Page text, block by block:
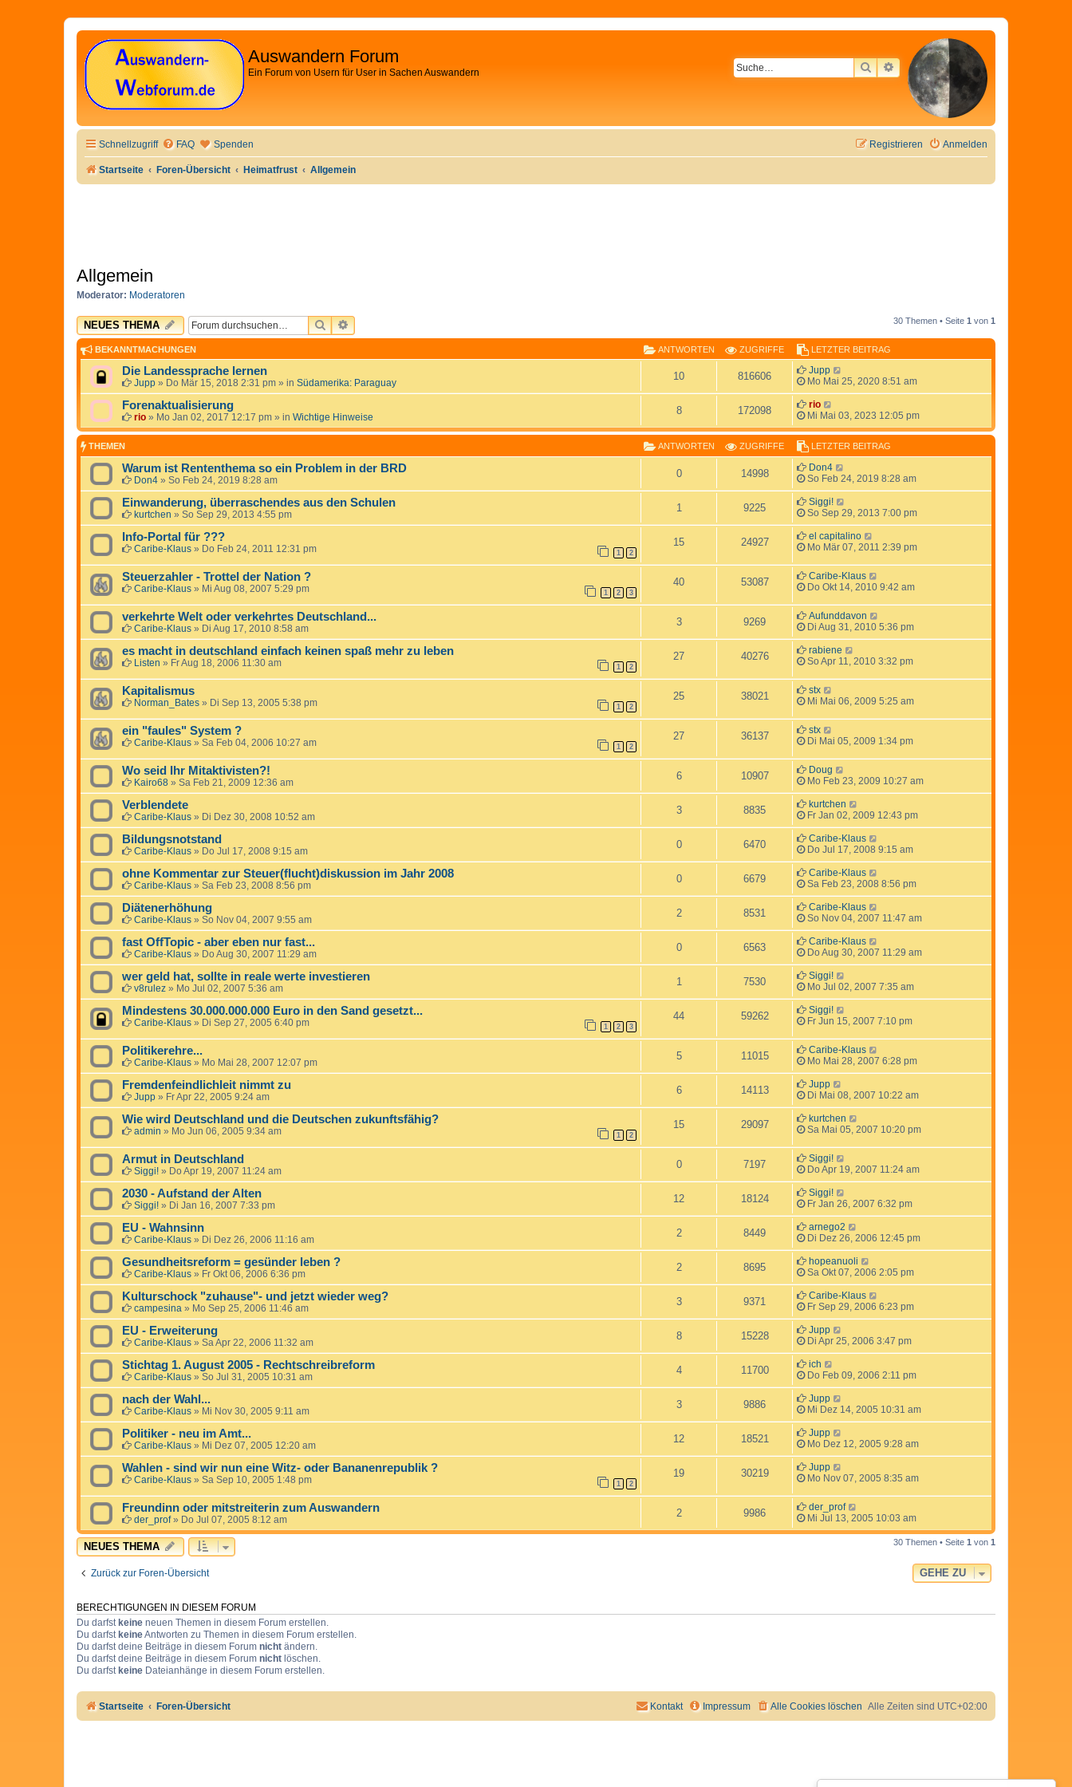
Auswandern Forum
Ein Forum von Usern für User in Sachen Auswandern SUCHEERWEITERTE SUCHE
Schnellzugriff FAQ Spenden Anmelden
Registrieren
Startseite Foren-Übersicht Heimatfrust Allgemein
Allgemein
Moderator: Moderatoren
NEUES THEMA SUCHEERWEITERTE SUCHE 30 Themen • Seite 1 von 1
BEKANNTMACHUNGEN ANTWORTEN ZUGRIFFE LETZTER BEITRAG
Die Landessprache lernen
Jupp » Do Mär 15, 2018 2:31 pm » in Südamerika: Paraguay
10 816606
Jupp
Mo Mai 25, 2020 8:51 am
Forenaktualisierung
rio » Mo Jan 02, 2017 12:17 pm » in Wichtige Hinweise
8 172098
rio
Mi Mai 03, 2023 12:05 pm
THEMEN ANTWORTEN ZUGRIFFE LETZTER BEITRAG
Warum ist Rententhema so ein Problem in der BRD
Don4 » So Feb 24, 2019 8:28 am
0 14998
Don4
So Feb 24, 2019 8:28 am
Einwanderung, überraschendes aus den Schulen
kurtchen » So Sep 29, 2013 4:55 pm
1 9225
Siggi!
So Sep 29, 2013 7:00 pm
Info-Portal für ???
Caribe-Klaus » Do Feb 24, 2011 12:31 pm 1 2
15 24927
el capitalino
Mo Mär 07, 2011 2:39 pm
Steuerzahler - Trottel der Nation ?
Caribe-Klaus » Mi Aug 08, 2007 5:29 pm 1 2 3
40 53087
Caribe-Klaus
Do Okt 14, 2010 9:42 am
verkehrte Welt oder verkehrtes Deutschland...
Caribe-Klaus » Di Aug 17, 2010 8:58 am
3 9269
Aufunddavon
Di Aug 31, 2010 5:36 pm
es macht in deutschland einfach keinen spaß mehr zu leben
Listen » Fr Aug 18, 2006 11:30 am 1 2
27 40276
rabiene
So Apr 11, 2010 3:32 pm
Kapitalismus
Norman_Bates » Di Sep 13, 2005 5:38 pm 1 2
25 38021
stx
Mi Mai 06, 2009 5:25 am
ein "faules" System ?
Caribe-Klaus » Sa Feb 04, 2006 10:27 am 1 2
27 36137
stx
Di Mai 05, 2009 1:34 pm
Wo seid Ihr Mitaktivisten?!
Kairo68 » Sa Feb 21, 2009 12:36 am
6 10907
Doug
Mo Feb 23, 2009 10:27 am
Verblendete
Caribe-Klaus » Di Dez 30, 2008 10:52 am
3 8835
kurtchen
Fr Jan 02, 2009 12:43 pm
Bildungsnotstand
Caribe-Klaus » Do Jul 17, 2008 9:15 am
0 6470
Caribe-Klaus
Do Jul 17, 2008 9:15 am
ohne Kommentar zur Steuer(flucht)diskussion im Jahr 2008
Caribe-Klaus » Sa Feb 23, 2008 8:56 pm
0 6679
Caribe-Klaus
Sa Feb 23, 2008 8:56 pm
Diätenerhöhung
Caribe-Klaus » So Nov 04, 2007 9:55 am
2 8531
Caribe-Klaus
So Nov 04, 2007 11:47 am
fast OffTopic - aber eben nur fast...
Caribe-Klaus » Do Aug 30, 2007 11:29 am
0 6563
Caribe-Klaus
Do Aug 30, 2007 11:29 am
wer geld hat, sollte in reale werte investieren
v8rulez » Mo Jul 02, 2007 5:36 am
1 7530
Siggi!
Mo Jul 02, 2007 7:35 am
Mindestens 30.000.000.000 Euro in den Sand gesetzt...
Caribe-Klaus » Di Sep 27, 2005 6:40 pm 1 2 3
44 59262
Siggi!
Fr Jun 15, 2007 7:10 pm
Politikerehre...
Caribe-Klaus » Mo Mai 28, 2007 12:07 pm
5 11015
Caribe-Klaus
Mo Mai 28, 2007 6:28 pm
Fremdenfeindlichleit nimmt zu
Jupp » Fr Apr 22, 2005 9:24 am
6 14113
Jupp
Di Mai 08, 2007 10:22 am
Wie wird Deutschland und die Deutschen zukunftsfähig?
admin » Mo Jun 06, 2005 9:34 am 1 2
15 29097
kurtchen
Sa Mai 05, 2007 10:20 pm
Armut in Deutschland
Siggi! » Do Apr 19, 2007 11:24 am
0 7197
Siggi!
Do Apr 19, 2007 11:24 am
2030 - Aufstand der Alten
Siggi! » Di Jan 16, 2007 7:33 pm
12 18124
Siggi!
Fr Jan 26, 2007 6:32 pm
EU - Wahnsinn
Caribe-Klaus » Di Dez 26, 2006 11:16 am
2 8449
arnego2
Di Dez 26, 2006 12:45 pm
Gesundheitsreform = gesünder leben ?
Caribe-Klaus » Fr Okt 06, 2006 6:36 pm
2 8695
hopeanuoli
Sa Okt 07, 2006 2:05 pm
Kulturschock "zuhause"- und jetzt wieder weg?
campesina » Mo Sep 25, 2006 11:46 am
3 9371
Caribe-Klaus
Fr Sep 29, 2006 6:23 pm
EU - Erweiterung
Caribe-Klaus » Sa Apr 22, 2006 11:32 am
8 15228
Jupp
Di Apr 25, 2006 3:47 pm
Stichtag 1. August 2005 - Rechtschreibreform
Caribe-Klaus » So Jul 31, 2005 10:31 am
4 11700
ich
Do Feb 09, 2006 2:11 pm
nach der Wahl...
Caribe-Klaus » Mi Nov 30, 2005 9:11 am
3 9886
Jupp
Mi Dez 14, 2005 10:31 am
Politiker - neu im Amt...
Caribe-Klaus » Mi Dez 07, 2005 12:20 am
12 18521
Jupp
Mo Dez 12, 2005 9:28 am
Wahlen - sind wir nun eine Witz- oder Bananenrepublik ?
Caribe-Klaus » Sa Sep 10, 2005 1:48 pm 1 2
19 30219
Jupp
Mo Nov 07, 2005 8:35 am
Freundinn oder mitstreiterin zum Auswandern
der_prof» Do Jul 07, 2005 8:12 am
2 9986
der_prof
Mi Jul 13, 2005 10:03 am
NEUES THEMA 30 Themen • Seite 1 von 1
Zurück zur Foren-Übersicht GEHE ZU
BERECHTIGUNGEN IN DIESEM FORUM
Du darfstkeine neuen Themen in diesem Forum erstellen.
Du darfstkeineAntworten zu Themen in diesem Forum erstellen.
Du darfst deine Beiträge in diesem Forum nicht ändern.
Du darfst deine Beiträge in diesem Forum nicht löschen.
Du darfstkeine Dateianhänge in diesem Forum erstellen.
Startseite Foren-Übersicht Alle Zeiten sind UTC+02:00
Alle Cookies löschen
Impressum
Kontakt